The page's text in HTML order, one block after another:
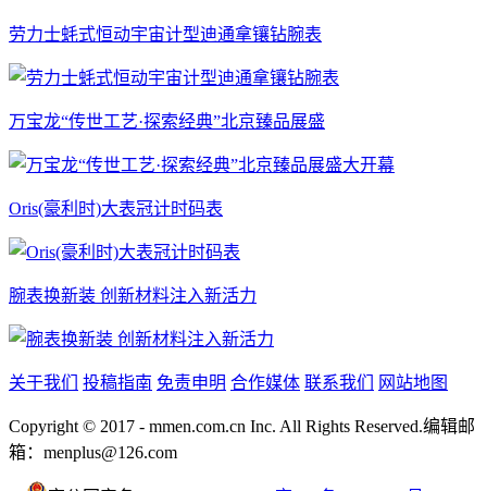
劳力士蚝式恒动宇宙计型迪通拿镶钻腕表
万宝龙“传世工艺·探索经典”北京臻品展盛
Oris(豪利时)大表冠计时码表
腕表换新装 创新材料注入新活力
关于我们 投稿指南 免责申明 合作媒体 联系我们 网站地图
Copyright © 2017 - mmen.com.cn Inc. All Rights Reserved.编辑邮
箱：menplus@126.com